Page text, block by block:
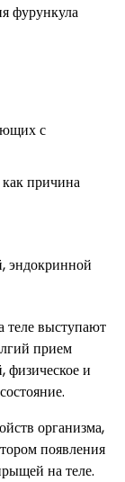
фурункула
с
причина
эндокринной
теле выступают
прием
физическое и
организма,
появления
на теле.